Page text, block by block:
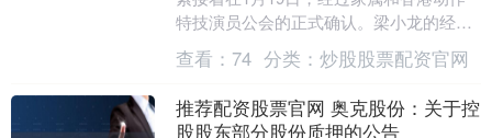
特技演员公会的正式确认。梁小龙的经纪
人描述了他离世时的情形，当时身边仅有
一个亲人在，....
查看： 74 分类： 炒股股票配资官网
推荐配资股票官网 奥克股份：关于控
股股东部分股份质押的公告